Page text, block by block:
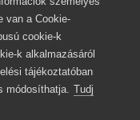
plague, Christine
van a Cookie-
cookie-k
k alkalmazásáról
tájékoztatóban
módosíthatja. Tudj